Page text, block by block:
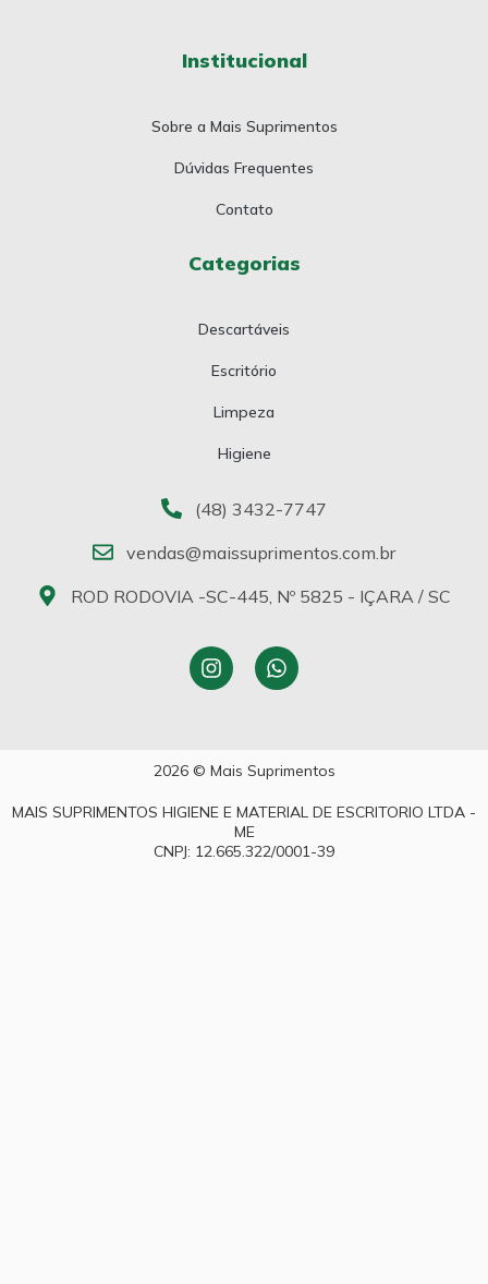
Institucional
Sobre a Mais Suprimentos
Dúvidas Frequentes
Contato
Categorias
Descartáveis
Escritório
Limpeza
Higiene
(48) 3432-7747
vendas@maissuprimentos.com.br
ROD RODOVIA -SC-445, Nº 5825 - IÇARA / SC
2026 © Mais Suprimentos
MAIS SUPRIMENTOS HIGIENE E MATERIAL DE ESCRITORIO LTDA -
ME
CNPJ: 12.665.322/0001-39